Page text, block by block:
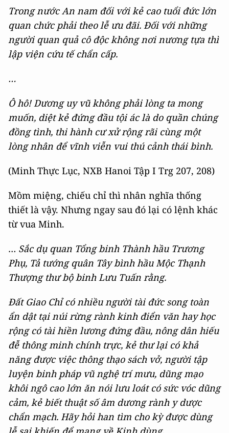
Trong nước An nam đối với kẻ cao tuổi đức lớn
quan chức phải theo lễ ưu đãi. Đối với những
người quan quả cô độc không nơi nương tựa thì
lập viện cứu tế chẩn cấp.
…
Ô hô! Dương uy vũ không phải lòng ta mong
muốn, diệt kẻ đứng đầu tội ác là do quần chúng
đồng tình, thi hành cư xử rộng rãi cùng một
lòng nhân để vĩnh viễn vui thú cảnh thái bình.
(Minh Thực Lục, NXB Hanoi Tập I Trg 207, 208)
Mồm miệng, chiếu chỉ thì nhân nghĩa thống
thiết là vậy. Nhưng ngay sau đó lại có lệnh khác
từ vua Minh.
… Sắc dụ quan Tổng binh Thành hầu Trương
Phụ, Tả tướng quân Tây bình hầu Mộc Thạnh
Thượng thư bộ binh Lưu Tuấn rằng.
Đất Giao Chỉ có nhiều người tài đức song toàn
ẩn dật tại núi rừng rành kinh điển văn hay học
rộng có tài hiền lương đứng đầu, nông dân hiếu
đễ thông minh chính trực, kẻ thư lại có khả
năng được việc thông thạo sách vở, người tập
luyện binh pháp vũ nghệ trí mưu, dũng mạo
khôi ngô cao lớn ăn nói lưu loát có sức vóc dũng
cảm, kẻ biết thuật số âm dương rành y dược
chẩn mạch. Hãy hỏi han tìm cho kỳ được dùng